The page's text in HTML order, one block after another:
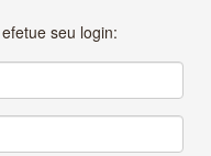
seu login: